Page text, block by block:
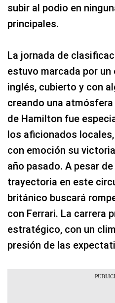
subir al podio en
principales.
La jornada de
estuvo marcada por
inglés, cubierto y con
creando una
de Hamilton fue
los aficionados
con emoción su
año pasado. A pesar
trayectoria en este
británico buscará
con Ferrari. La carrera
estratégico, con un
presión de las